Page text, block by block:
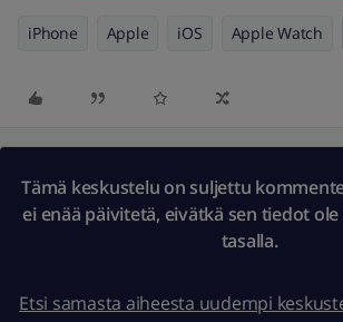
iPhone Apple iOS Apple Watch
Tämä keskustelu on suljettu
ei enää päivitetä, eivätkä sen tiedot
tasalla.
Etsi samasta aiheesta uudempi